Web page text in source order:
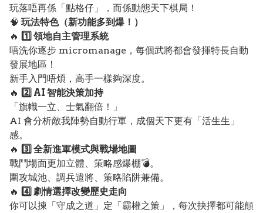
玩落唔再係「點格仔」，而係動態天下棋局！
🧠 玩法特色（新功能多到爆！）
🔥 1️⃣ 領地自主管理系統
唔洗你逐步 micromanage，每個武將都會發揮特長自動
發展地區！
新手入門唔煩，高手一樣夠深度。
🔥 2️⃣ AI 智能決策加持
「旗幟一立、士氣翻倍！」
AI 會分析敵我陣勢自動行軍，成個天下更有「活生生」
感。
🔥 3️⃣ 全新進軍模式與戰場地圖
戰鬥場面更加立體、策略感爆棚💣。
圍攻城池、調兵遣將、策略陷阱兼備。
🔥 4️⃣ 劇情選擇改變歷史走向
你可以揀「守成之道」定「霸權之策」，每次抉擇都可能顛